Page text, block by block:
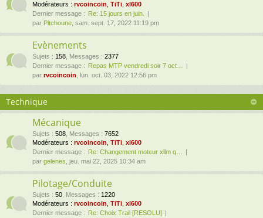
Modérateurs : rvcoincoin TiTi xl600
Dernier message :
Re: 15 jours en juin.
par Pitchoune , sam. sept. 17, 2022 11:19 pm
Evènements
Sujets : 158 Messages : 2377
Dernier message :
Repas MTP vendredi soir 7 oct…
par rvcoincoin , lun. oct. 03, 2022 12:56 pm
Technique
Mécanique
Sujets : 508 Messages : 7652
Modérateurs : rvcoincoin TiTi xl600
Dernier message :
Re: Changement moteur xllm q…
par gelenes , jeu. mai 22, 2025 10:34 am
Pilotage/Conduite
Sujets : 50 Messages : 1220
Modérateurs : rvcoincoin TiTi xl600
Dernier message :
Re: Choix Trail [RESOLU]